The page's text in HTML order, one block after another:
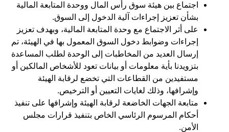
اجتماع بين هيئة سوق رأس المال ووحدة المتابعة المالية
بشأن تعزيز إجراءات آلية الدخول إلى السوق.
على أثر الاجتماع مع وحدة المتابعة المالية، وبهدف تعزيز
إجراءات وضوابط دخول السوق المعمول بها في الهيئة، تم
إرسال العديد من المخاطبات إلى الوحدة لطلب المساعدة
بتزويدنا بأية معلومات أو بيانات تعود للأشخاص المالكين أو
مستفيدين من القطاعات التي تخضع لرقابة الهيئة
وإشرافها، وذلك لغايات التعيين أو الترخيص.
متابعة الجهات الخاضعة لرقابة الهيئة وإشرافها على تنفيذ
أحكام المرسوم الرئاسي الخاص بتنفيذ قرارات مجلس
الأمن.